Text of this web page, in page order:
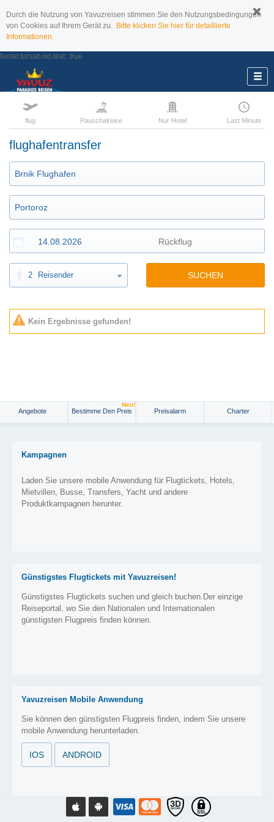
Durch die Nutzung von Yavuzreisen stimmen Sie den Nutzungsbedingungen
von Cookies auf Ihrem Gerät zu. Bitte klicken Sie hier für detaillierte
Informationen.
footer.tursab.no.text: true
flug Pauschalreise Nur Hotel Last Minute
flughafentransfer
2 Reisender SUCHEN
Kein Ergebnisse gefunden!
Angebote Bestimme Den Preis
Neu!
Preisalarm Charter
Kampagnen
Laden Sie unsere mobile Anwendung für Flugtickets, Hotels,
Mietvillen, Busse, Transfers, Yacht und andere
Produktkampagnen herunter.
Günstigstes Flugtickets mit Yavuzreisen!
Günstigstes Flugtickets suchen und gleich buchen.Der einzige
Reiseportal, wo Sie den Nationalen und Internationalen
günstigsten Flugpreis finden können.
Yavuzreisen Mobile Anwendung
Sie können den günstigsten Flugpreis finden, indem Sie unsere
mobile Anwendung herunterladen.
IOS ANDROID